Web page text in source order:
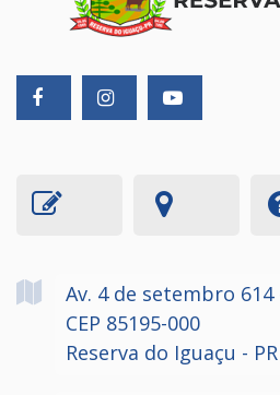
Av. 4 de setembro 614
CEP 85195-000
Reserva do Iguaçu - PR